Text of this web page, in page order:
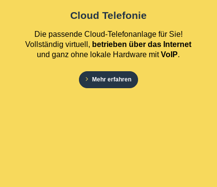
Cloud Telefonie
Die passende Cloud-Telefonanlage für Sie!
Vollständig virtuell, betrieben über das Internet
und ganz ohne lokale Hardware mitVoIP.
Mehr erfahren